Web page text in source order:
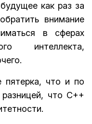
как раз за
внимание
в сферах
интеллекта,
пятерка, что и по
что C++